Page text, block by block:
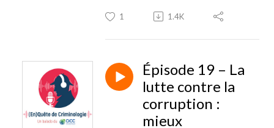
1 1.4K
Épisode 19 – La
lutte contre la
corruption :
mieux